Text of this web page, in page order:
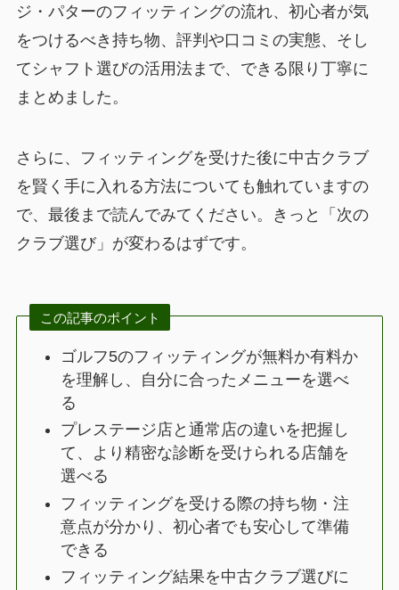
ジ・パターのフィッティングの流れ、初心者が気
をつけるべき持ち物、評判や口コミの実態、そし
てシャフト選びの活用法まで、できる限り丁寧に
まとめました。
さらに、フィッティングを受けた後に中古クラブ
を賢く手に入れる方法についても触れていますの
で、最後まで読んでみてください。きっと「次の
クラブ選び」が変わるはずです。
この記事のポイント
ゴルフ5のフィッティングが無料か有料か
を理解し、自分に合ったメニューを選べ
る
プレステージ店と通常店の違いを把握し
て、より精密な診断を受けられる店舗を
選べる
フィッティングを受ける際の持ち物・注
意点が分かり、初心者でも安心して準備
できる
フィッティング結果を中古クラブ選びに